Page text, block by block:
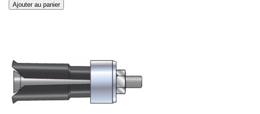
Ajouter au panier